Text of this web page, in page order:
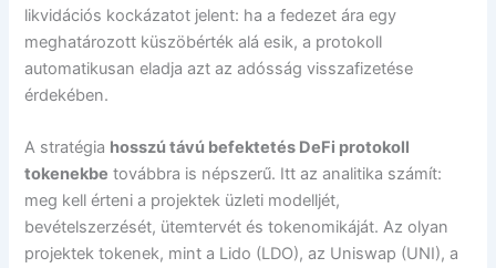
likvidációs kockázatot jelent: ha a fedezet ára egy
meghatározott küszöbérték alá esik, a protokoll
automatikusan eladja azt az adósság visszafizetése
érdekében.
A stratégia hosszú távú befektetés DeFi protokoll
tokenekbe továbbra is népszerű. Itt az analitika számít:
meg kell érteni a projektek üzleti modelljét,
bevételszerzését, ütemtervét és tokenomikáját. Az olyan
projektek tokenek, mint a Lido (LDO), az Uniswap (UNI), a